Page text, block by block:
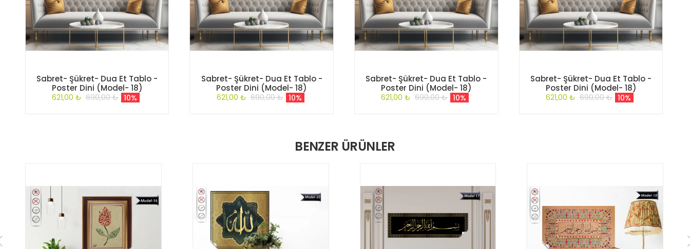
Sabret- Şükret- Dua Et Tablo -
Poster Dini (Model- 18)
621,00 ₺ 690,00 ₺ 10%
Sabret- Şükret- Dua Et Tablo -
Poster Dini (Model- 18)
621,00 ₺ 690,00 ₺ 10%
Sabret- Şükret- Dua Et Tablo -
Poster Dini (Model- 18)
621,00 ₺ 690,00 ₺ 10%
Sabret- Şükret- Dua Et Tablo -
Poster Dini (Model- 18)
621,00 ₺ 690,00 ₺ 10%
BENZER ÜRÜNLER